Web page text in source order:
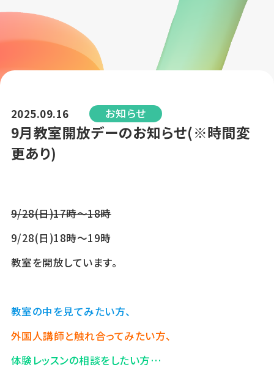
2025.09.16 お知らせ
9月教室開放デーのお知らせ(※時間変
更あり)
9/28(日)17時～18時
9/28(日)18時～19時
教室を開放しています。
教室の中を見てみたい方、
外国人講師と触れ合ってみたい方、
体験レッスンの相談をしたい方…